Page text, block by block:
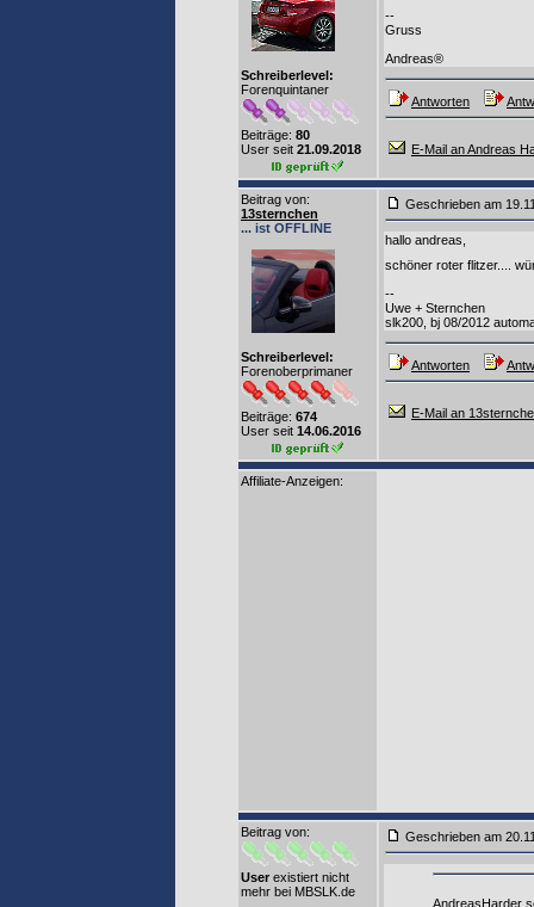
Schreiberlevel:
Forenquintaner
Beiträge: 80
User seit 21.09.2018
--
Gruss
Andreas®
Antworten
E-Mail an Andreas
Beitrag von:
13sternchen
... ist OFFLINE
Schreiberlevel:
Forenoberprimaner
Beiträge: 674
User seit 14.06.2016
Geschrieben am
hallo andreas,
schöner roter flitzer....
--
Uwe + Sternchen
slk200, bj 08/2012
Antworten
E-Mail an
Affiliate-Anzeigen:
Beitrag von:
User existiert nicht
mehr bei MBSLK.de
Geschrieben am
AndreasHarder